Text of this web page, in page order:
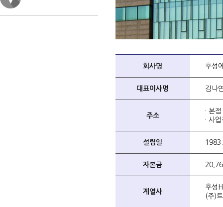
회사명 후성
대표이사명 김나
주소
· 본
· 사
설립일
자본금
계열사
후성
(주)